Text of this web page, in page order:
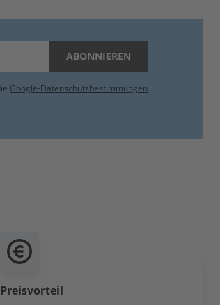
ABONNIEREN
Google-Datenschutzbestimmungen
Preisvorteil